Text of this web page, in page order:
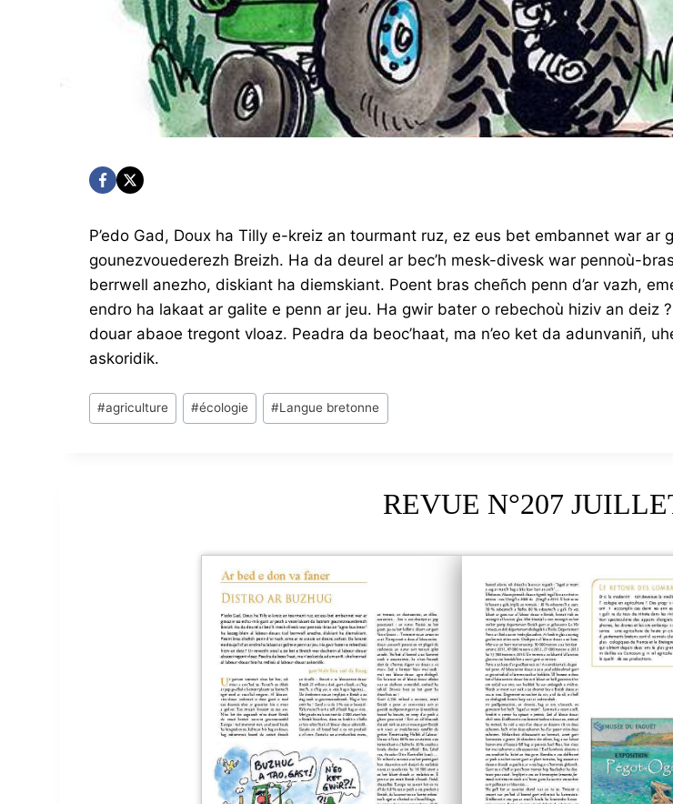
P’edo Gad, Doux ha Tilly e-kreiz an tourmant ruz, ez eus bet embannet war
gounezvouederezh Breizh. Ha da deurel ar bec’h mesk-divesk war pennoù-
berrwell anezho, diskiant ha diemskiant. Poent bras cheñch penn d’ar vazh,
endro ha lakaat ar galite e penn ar jeu. Ha gwir bater o rebechoù hiziv an deiz
douar abaoe tregont vloaz. Peadra da beoc’haat, ma n’eo ket da adunvaniñ,
askoridik.
Post
Tags:
#agriculture #écologie #Langue bretonne
REVUE N°207